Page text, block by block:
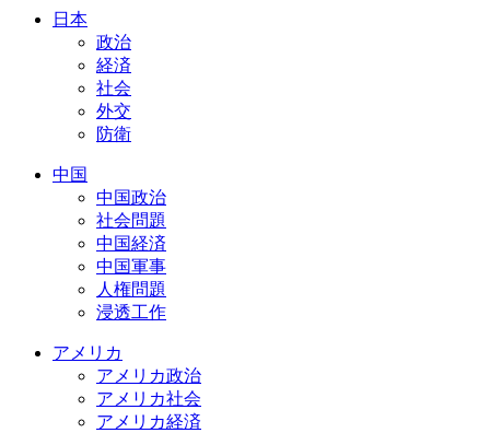
日本
政治
経済
社会
外交
防衛
中国
中国政治
社会問題
中国経済
中国軍事
人権問題
浸透工作
アメリカ
アメリカ政治
アメリカ社会
アメリカ経済